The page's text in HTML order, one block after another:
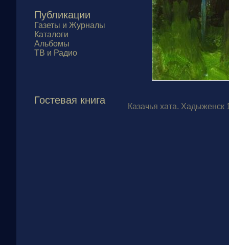
Публикации
Газеты и Журналы
Каталоги
Альбомы
ТВ и Радио
Гостевая книга
Казачья хата. Хадыженск